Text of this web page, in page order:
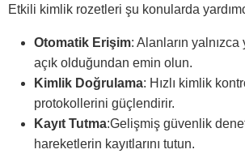
Etkili kimlik rozetleri şu konularda
Otomatik Erişim: Alanların
açık olduğundan emin olun.
Kimlik Doğrulama: Hızlı kimlik
protokollerini güçlendirir.
Kayıt Tutma:Gelişmiş güvenlik
hareketlerin kayıtlarını tutun.